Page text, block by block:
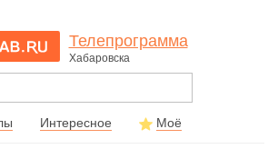
- сайт
Телепрограмма
Хабаровска
Интересное Моё